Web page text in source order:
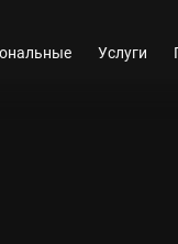
Услуги